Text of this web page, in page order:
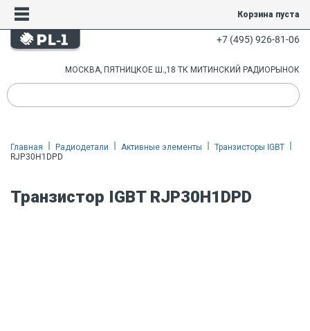
Корзина пуста
+7 (495) 926-81-06
МОСКВА, ПЯТНИЦКОЕ Ш.,18 ТК МИТИНСКИЙ РАДИОРЫНОК
Главная Радиодетали Активные элементы
Транзисторы IGBT
RJP30H1DPD
Транзистор IGBT RJP30H1DPD